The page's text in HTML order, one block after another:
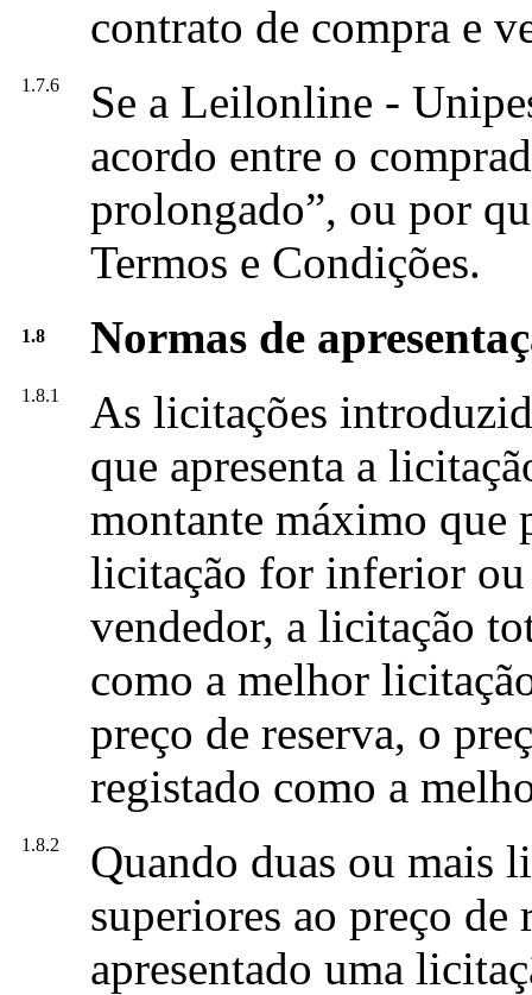
contrato de compra e
1.7.6
Se a Leilonline -
acordo entre o
prolongado”, ou por
Termos e Condições.
1.8 Normas de
1.8.1
As licitações
que apresenta a
montante máximo que
licitação for inferior ou
vendedor, a licitação
como a melhor
preço de reserva, o
registado como a
1.8.2
Quando duas ou mais
superiores ao preço
apresentado uma